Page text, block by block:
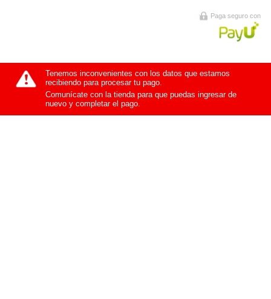
Paga seguro con
Tenemos inconvenientes con los datos que estamos
recibiendo para procesar tu pago.
Comunícate con la tienda para que puedas ingresar de
nuevo y completar el pago.